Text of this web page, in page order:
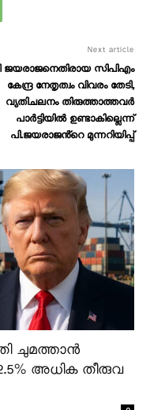
Next article
ജയരാജനെതിരായ സിപിഎം
കേന്ദ്ര നേതൃത്വം വിവരം തേടി,
വ്യതിചലനം തിരുത്താത്തവർ
പാർട്ടിയിൽ ഉണ്ടാകില്ലെന്ന്
പി.ജയരാജൻ്റെ മുന്നറിയിപ്പ്
ചുമത്താൻ
അധിക തീരുവ